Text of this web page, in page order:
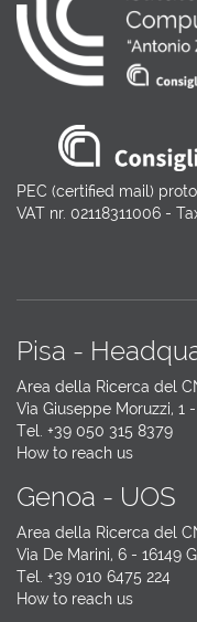
PEC (certified mail)
VAT nr. 02118311006 -
Pisa -
Area della Ricerca del
Via Giuseppe Moruzzi, 1
Tel. +39 050 315 8379
How to reach us
Genoa - UOS
Area della Ricerca del
Via De Marini, 6 - 16149
Tel. +39 010 6475 224
How to reach us